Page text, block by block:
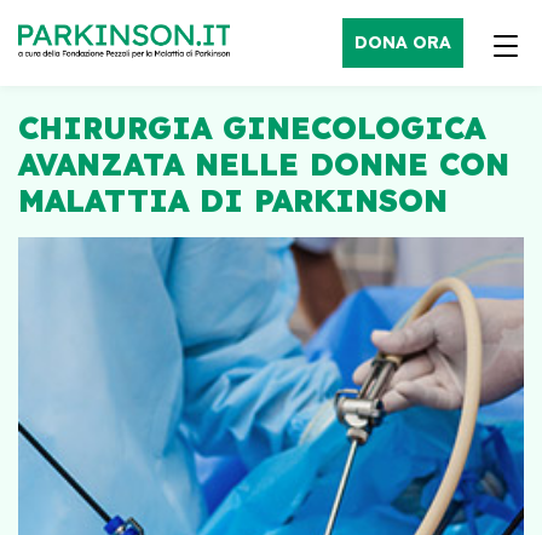
DONA ORA
CHIRURGIA GINECOLOGICA
AVANZATA NELLE DONNE CON
MALATTIA DI PARKINSON